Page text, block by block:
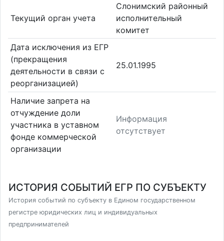
Текущий орган учета
Слонимский районный
исполнительный
комитет
Дата исключения из ЕГР
(прекращения
деятельности в связи с
реорганизацией)
25.01.1995
Наличие запрета на
отчуждение доли
участника в уставном
фонде коммерческой
организации
Информация
отсутствует
ИСТОРИЯ СОБЫТИЙ ЕГР ПО СУБЪЕКТУ
История событий по субъекту в Едином государственном
регистре юридических лиц и индивидуальных
предпринимателей